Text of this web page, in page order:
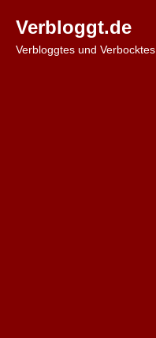
Inhalt
springen
Verbloggt.de
Verbloggtes und Verbocktes